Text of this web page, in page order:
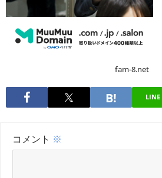
fam-8.net
LINE
コメント ※